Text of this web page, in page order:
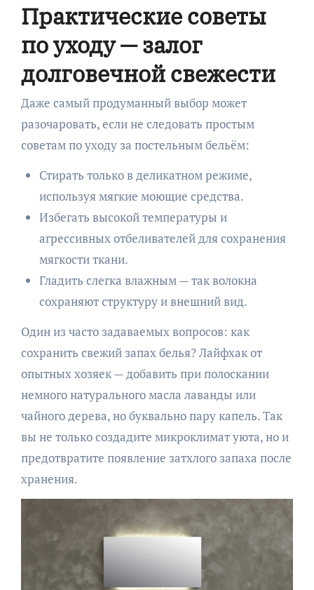
Практические советы
по уходу — залог
долговечной свежести
Даже самый продуманный выбор может
разочаровать, если не следовать простым
советам по уходу за постельным бельём:
Стирать только в деликатном режиме,
используя мягкие моющие средства.
Избегать высокой температуры и
агрессивных отбеливателей для сохранения
мягкости ткани.
Гладить слегка влажным — так волокна
сохраняют структуру и внешний вид.
Один из часто задаваемых вопросов: как
сохранить свежий запах белья? Лайфхак от
опытных хозяек — добавить при полоскании
немного натурального масла лаванды или
чайного дерева, но буквально пару капель. Так
вы не только создадите микроклимат уюта, но и
предотвратите появление затхлого запаха после
хранения.